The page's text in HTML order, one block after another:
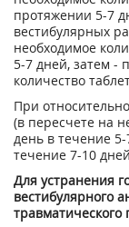
протяжении 5-7
вестибулярных
необходимое
5-7 дней, затем -
количество
При
(в пересчете на
день в течение
течение 7-10
Для устранения
вестибулярного
травматического